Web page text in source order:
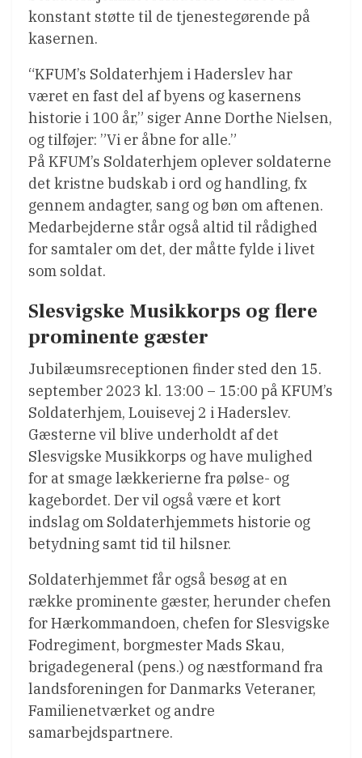
konstant støtte til de tjenestegørende på
kasernen.
“KFUM’s Soldaterhjem i Haderslev har
været en fast del af byens og kasernens
historie i 100 år,” siger Anne Dorthe Nielsen,
og tilføjer: ”Vi er åbne for alle.”
På KFUM’s Soldaterhjem oplever soldaterne
det kristne budskab i ord og handling, fx
gennem andagter, sang og bøn om aftenen.
Medarbejderne står også altid til rådighed
for samtaler om det, der måtte fylde i livet
som soldat.
Slesvigske Musikkorps og flere
prominente gæster
Jubilæumsreceptionen finder sted den 15.
september 2023 kl. 13:00 – 15:00 på KFUM’s
Soldaterhjem, Louisevej 2 i Haderslev.
Gæsterne vil blive underholdt af det
Slesvigske Musikkorps og have mulighed
for at smage lækkerierne fra pølse- og
kagebordet. Der vil også være et kort
indslag om Soldaterhjemmets historie og
betydning samt tid til hilsner.
Soldaterhjemmet får også besøg at en
række prominente gæster, herunder chefen
for Hærkommandoen, chefen for Slesvigske
Fodregiment, borgmester Mads Skau,
brigadegeneral (pens.) og næstformand fra
landsforeningen for Danmarks Veteraner,
Familienetværket og andre
samarbejdspartnere.